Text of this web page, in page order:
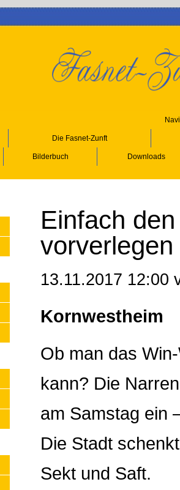
Die Fasnet-Zunft
Bilderbuch Downloads
Einfach
vorverlegen
13.11.2017 12:00
Kornwestheim
Ob man das
kann? Die
am Samstag ein
Die Stadt
Sekt und Saft.